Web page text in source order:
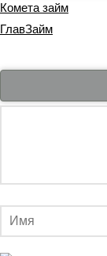
Комета займ
ГлавЗайм